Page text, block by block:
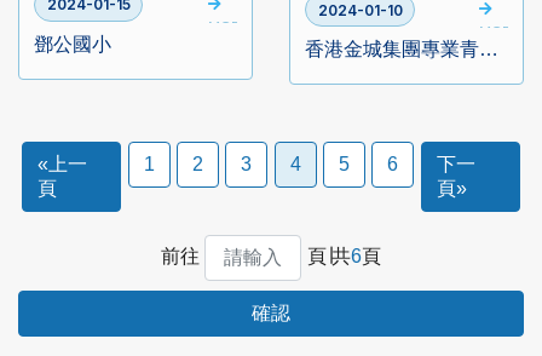
2024-01-15
MORE
鄧公國小
2024-01-10
MORE
香港金城集團專業青年會
«上一
頁
1 2 3 4 5 6
下一
頁»
前往 頁∣共6頁
確認